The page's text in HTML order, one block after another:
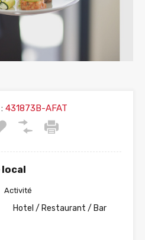
431873B-AFAT
Activité
Hotel / Restaurant / Bar